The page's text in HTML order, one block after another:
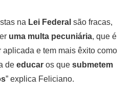
na Lei Federal são fracas,
uma multa pecuniária, que é
aplicada e tem mais êxito como
de educar os que submetem
” explica Feliciano.